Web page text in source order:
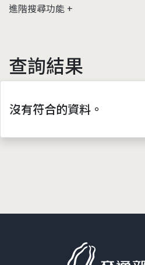
進階搜尋功能
查詢結果
沒有符合的資料。